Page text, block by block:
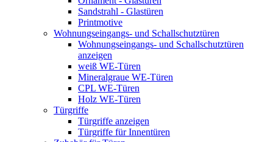
Sandstrahl - Glastüren
Printmotive
Wohnungseingangs- und Schallschutztüren
Wohnungseingangs- und Schallschutztüren
anzeigen
weiß WE-Türen
Mineralgraue WE-Türen
CPL WE-Türen
Holz WE-Türen
Türgriffe
Türgriffe anzeigen
Türgriffe für Innentüren